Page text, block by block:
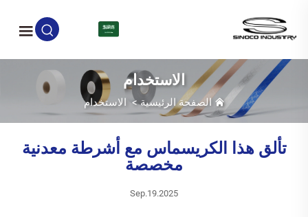
الاستخدام
الصفحة الرئيسية> الاستخدام
تألق هذا الكريسماس مع أشرطة معدنية
مخصصة
Sep.19.2025